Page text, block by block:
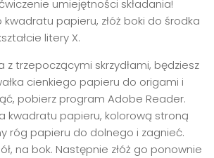
umiejętności składania!
kwadratu papieru, złóż boki do środka
litery X.
z trzepoczącymi skrzydłami, będziesz
cienkiego papieru do origami i
pobierz program Adobe Reader.
kwadratu papieru, kolorową stroną
róg papieru do dolnego i zagnieć.
na bok. Następnie złóż go ponownie